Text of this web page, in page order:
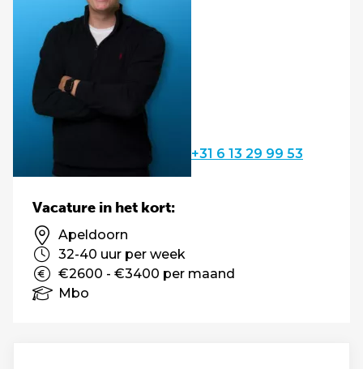
+31 6 13 29 99 53
Vacature in het kort:
Apeldoorn
32-40 uur per week
€2600 - €3400 per maand
Mbo